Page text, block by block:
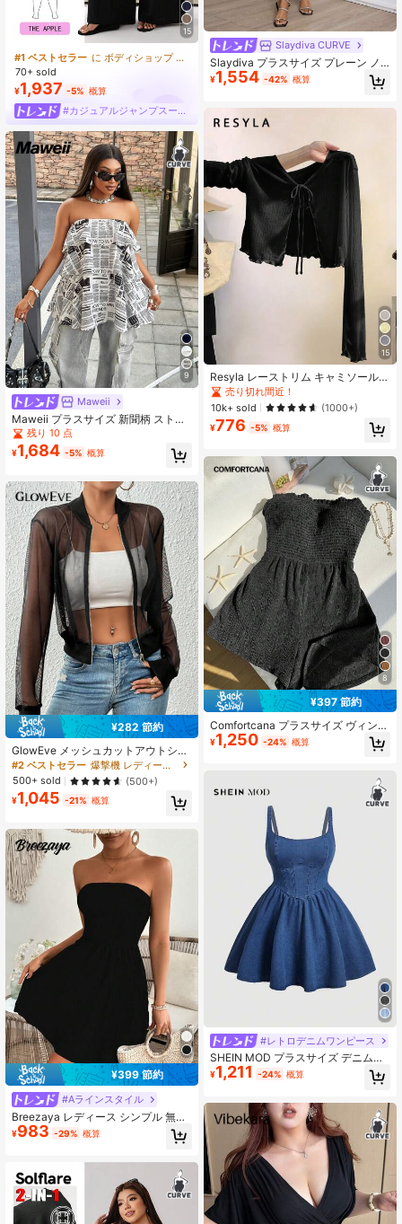
15
#1 ベストセラー
に ボディショップ プラスサイズのジャンプスーツとボディスーツ
70+ sold
¥1,937 -5% 概算
#カジュアルジャンプスーツ
9
Maweii
Maweii プラスサイズ 新聞柄 ストリ
ートウェア マルチレイヤー パッチワ
ーク ラッフル バストトップ
残り 10 点
¥1,684 -5% 概算
¥282 節約
GlowEve メッシュカットアウトショ
ートオープンフロント女性用通勤カ
ジュアルジャケット
#2 ベストセラー
爆撃機 レディース軽量ジャケット
500+ sold
(500+)
¥1,045 -21% 概算
¥399 節約
#Aラインスタイル
Breezaya レディース シンプル 無地
デイリー ストラップレス サマードレ
ス バケーション ビーチウェア
¥983 -29% 概算
Slaydiva CURVE
Slaydiva プラスサイズ プレーン ノ
ースリーブ ギャザーネック カジュア
ル ミニドレス、シンプルでセクシー
¥1,554 -42% 概算
15
Resyla レーストリム キャミソールド
レスカバーアップ、長袖ニットシャ
ギートップス レディース、夏の日よ
け
売り切れ間近！
10k+ sold
(1000+)
¥776 -5% 概算
8
¥397 節約
Comfortcana プラスサイズ ヴィンテ
ージ ダメージ加工 ストラップレス
ジャンプスーツ、夏のバカンスに最
¥1,250 -24% 概算
#レトロデニムワンピース
SHEIN MOD プラスサイズ デニムド
レス ラウンドネック ノースリーブ
ラッフルヘム バックレス シックでエ
¥1,211 -24% 概算